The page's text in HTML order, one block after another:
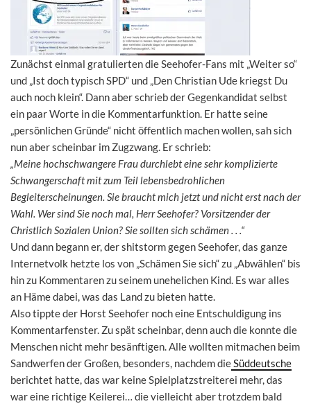
Zunächst einmal gratulierten die Seehofer-Fans mit „Weiter so“
und „Ist doch typisch SPD“ und „Den Christian Ude kriegst Du
auch noch klein“. Dann aber schrieb der Gegenkandidat selbst
ein paar Worte in die Kommentarfunktion. Er hatte seine
„persönlichen Gründe“ nicht öffentlich machen wollen, sah sich
nun aber scheinbar im Zugzwang. Er schrieb:
„Meine hochschwangere Frau durchlebt eine sehr komplizierte
Schwangerschaft mit zum Teil lebensbedrohlichen
Begleiterscheinungen. Sie braucht mich jetzt und nicht erst nach der
Wahl. Wer sind Sie noch mal, Herr Seehofer? Vorsitzender der
Christlich Sozialen Union? Sie sollten sich schämen . . .“
Und dann begann er, der shitstorm gegen Seehofer, das ganze
Internetvolk hetzte los von „Schämen Sie sich“ zu „Abwählen“ bis
hin zu Kommentaren zu seinem unehelichen Kind. Es war alles
an Häme dabei, was das Land zu bieten hatte.
Also tippte der Horst Seehofer noch eine Entschuldigung ins
Kommentarfenster. Zu spät scheinbar, denn auch die konnte die
Menschen nicht mehr besänftigen. Alle wollten mitmachen beim
Sandwerfen der Großen, besonders, nachdem dieSüddeutsche
berichtet hatte, das war keine Spielplatzstreiterei mehr, das
war eine richtige Keilerei… die vielleicht aber trotzdem bald